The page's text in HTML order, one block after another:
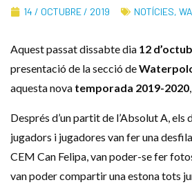
14 / OCTUBRE / 2019 NOTÍCIES,
Aquest passat dissabte dia 12
presentació de la secció de
aquesta nova temporada 2019-2020
Després d’un partit de l’Absolut A, els
jugadors i jugadores van fer una
CEM Can Felipa, van poder-se fer
van poder compartir una estona tots